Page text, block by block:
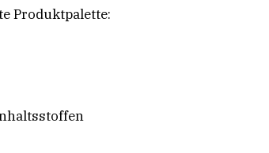
Produktpalette: